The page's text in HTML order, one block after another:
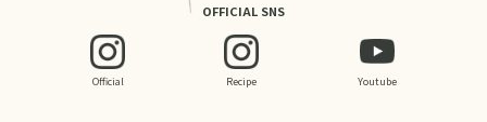
OFFICIAL SNS
Official Recipe Youtube